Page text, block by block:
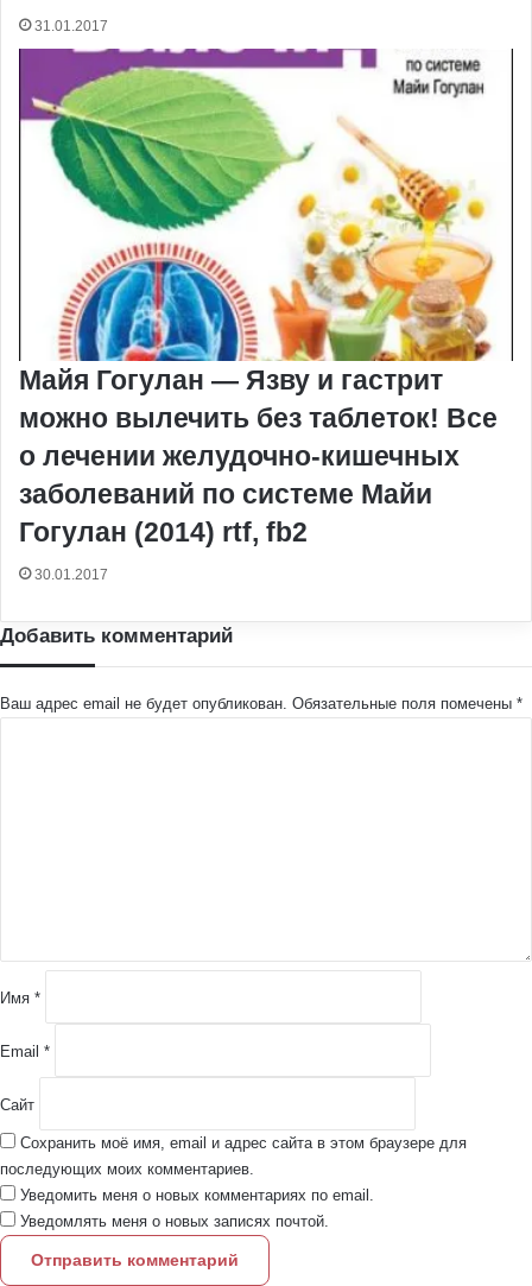
31.01.2017
Майя Гогулан — Язву и гастрит
можно вылечить без таблеток! Все
о лечении желудочно-кишечных
заболеваний по системе Майи
Гогулан (2014) rtf, fb2
30.01.2017
Добавить комментарий
Ваш адрес email не будет опубликован. Обязательные поля помечены *
и
й
Имя *
Email *
Сайт
Сохранить моё имя, email и адрес сайта в этом браузере для
последующих моих комментариев.
Уведомить меня о новых комментариях по email.
Уведомлять меня о новых записях почтой.